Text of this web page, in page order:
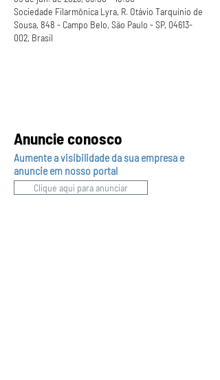
Sociedade Filarmônica Lyra, R. Otávio Tarquínio de
Sousa, 848 - Campo Belo, São Paulo - SP, 04613-
002, Brasil
Anuncie conosco
Aumente a visibilidade da sua empresa e
anuncie em nosso portal
Clique aqui para anunciar